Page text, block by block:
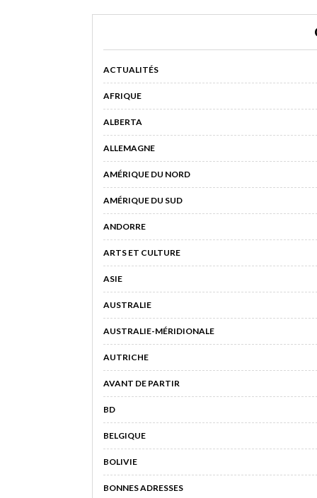
ACTUALITÉS
AFRIQUE
ALBERTA
ALLEMAGNE
AMÉRIQUE DU NORD
AMÉRIQUE DU SUD
ANDORRE
ARTS ET CULTURE
ASIE
AUSTRALIE
AUSTRALIE-MÉRIDIONALE
AUTRICHE
AVANT DE PARTIR
BD
BELGIQUE
BOLIVIE
BONNES ADRESSES